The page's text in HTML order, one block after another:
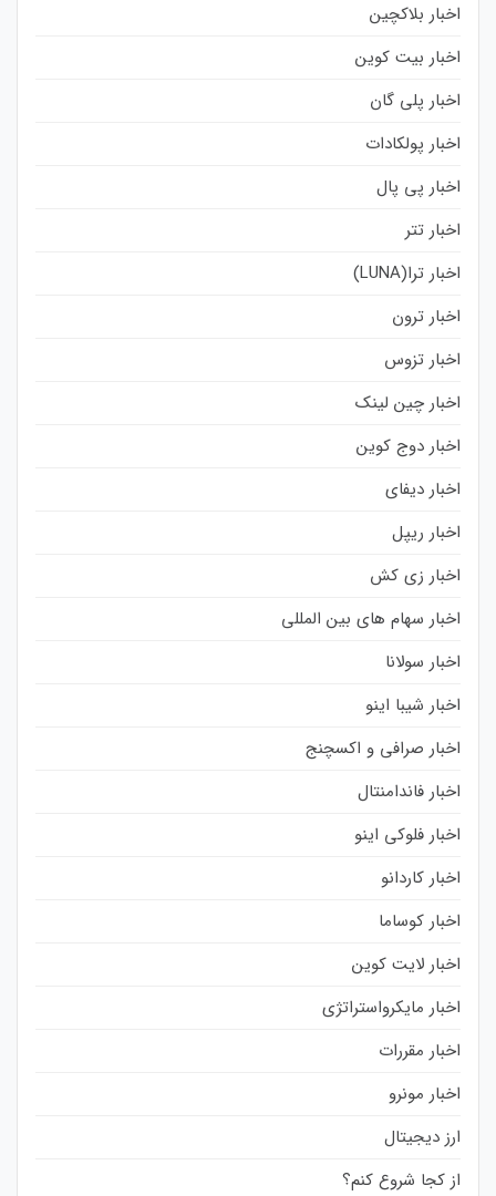
اخبار بلاکچین
اخبار بیت کوین
اخبار پلی گان
اخبار پولکادات
اخبار پی پال
اخبار تتر
اخبار ترا(LUNA)
اخبار ترون
اخبار تزوس
اخبار چین لینک
اخبار دوج کوین
اخبار دیفای
اخبار ریپل
اخبار زی کش
اخبار سهام های بین المللی
اخبار سولانا
اخبار شیبا اینو
اخبار صرافی و اکسچنج
اخبار فاندامنتال
اخبار فلوکی اینو
اخبار کاردانو
اخبار کوساما
اخبار لایت کوین
اخبار مایکرواستراتژی
اخبار مقررات
اخبار مونرو
ارز دیجیتال
از کجا شروع کنم؟